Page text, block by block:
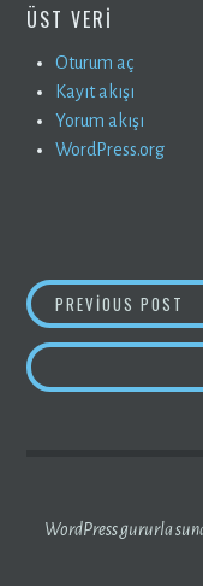
ÜST VERI
Oturum aç
Kayıt akışı
Yorum akışı
WordPress.org
YAZI
GEZINMESI
PREVIOUS POST
WordPress gururla